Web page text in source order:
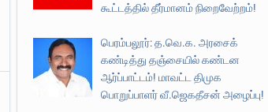
கூட்டத்தில் தீர்மானம் நிறைவேற்றம்!
பெரம்பலூர்: த.வெ.க. அரசைக்
கண்டித்து தஞ்சையில் கண்டன
ஆர்ப்பாட்டம்! மாவட்ட திமுக
பொறுப்பாளர் வீ.ஜெகதீசன் அழைப்பு!